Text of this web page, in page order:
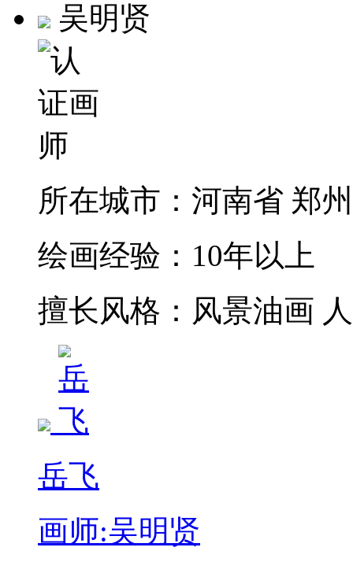
吴明贤
所在城市： 河南省 郑
绘画经验： 10年以上
擅长风格： 风景油画
岳飞
画师:吴明贤